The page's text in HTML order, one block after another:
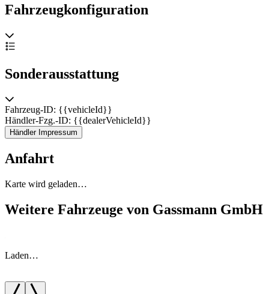
Limousine W126 Angebote auf unserer Homepage!
W126 offers on our homepage!
ZUBEHÖRANGABEN OHNE GEWÄHR, Änderungen,
Zwischenverkauf und Irrtümer vorbehalten!
----.
Fahrzeugkonfiguration
Sonderausstattung
Fahrzeug-ID: {{vehicleId}}
Händler-Fzg.-ID: {{dealerVehicleId}}
Händler Impressum
Anfahrt
Karte wird geladen…
Weitere Fahrzeuge von Gassmann GmbH
Laden…